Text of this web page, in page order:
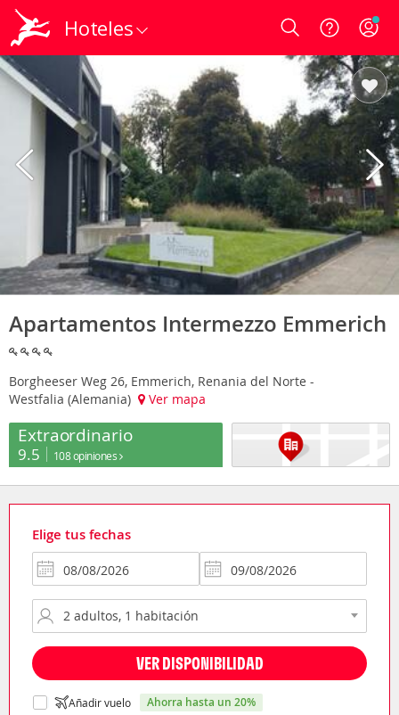
Hoteles Login
Apartamentos Intermezzo Emmerich
Borgheeser Weg 26, Emmerich, Renania del Norte -
Westfalia (Alemania)
Ver mapa
Extraordinario
9.5 108 opiniones
Elige tus fechas
VER DISPONIBILIDAD
Añadir vuelo ahorra hasta un 20%